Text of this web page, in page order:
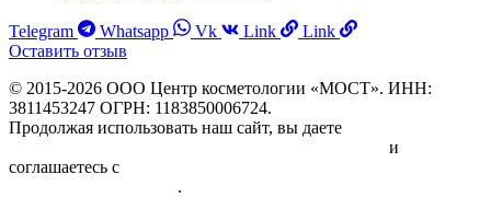
Telegram Whatsapp Vk Link
Link
Оставить отзыв
© 2015-2026 ООО Центр косметологии «МОСТ». ИНН:
3811453247 ОГРН: 1183850006724.
Продолжая использовать наш сайт, вы даете
и
соглашаетесь с
.